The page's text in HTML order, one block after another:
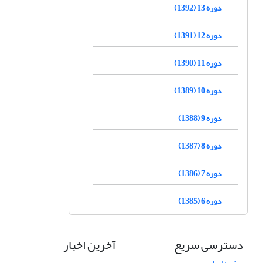
دوره 13 (1392)
دوره 12 (1391)
دوره 11 (1390)
دوره 10 (1389)
دوره 9 (1388)
دوره 8 (1387)
دوره 7 (1386)
دوره 6 (1385)
دسترسی سریع آخرین اخبار